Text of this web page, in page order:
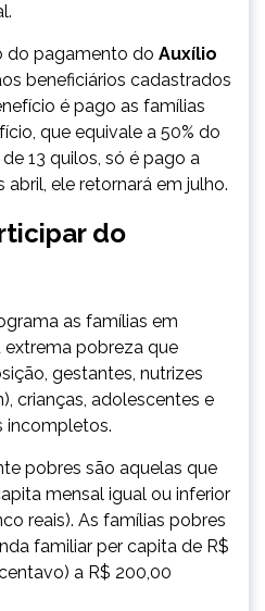
do pagamento do Auxílio
beneficiários cadastrados
é pago as famílias
que equivale a 50% do
13 quilos, só é pago a
ele retornará em julho.
do
as famílias em
pobreza que
gestantes, nutrizes
crianças, adolescentes e
incompletos.
pobres são aquelas que
mensal igual ou inferior
reais). As famílias pobres
familiar per capita de R$
a R$ 200,00